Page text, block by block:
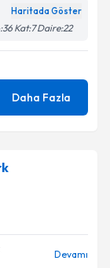
Haritada Göster
Kat:7 Daire:22
Daha Fazla
Devamı